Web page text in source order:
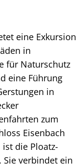
eine Exkursion
in
für Naturschutz
eine Führung
in
zum
Eisenbach
die Ploatz-
verbindet ein